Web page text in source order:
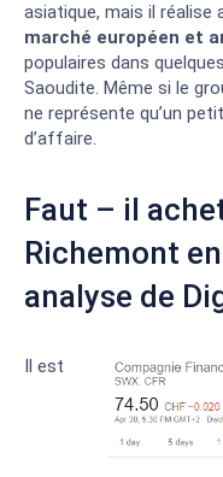
asiatique, mais il réalise
marché européen et
populaires dans
Saoudite. Même si le
ne représente qu’un
d’affaire.
Faut – il
Richemont
analyse de
Il est